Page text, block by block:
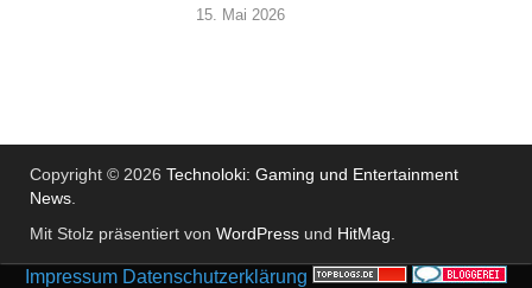
15. Mai 2026
Copyright © 2026 Technoloki: Gaming und Entertainment
News
Mit Stolz präsentiert von WordPress und HitMag
Impressum Datenschutzerklärung